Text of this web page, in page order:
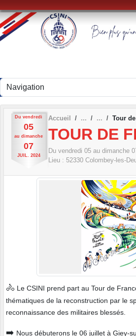
Du vendredi
05
au dimanche
07
JUIL. 2024
Accueil Tour
TOUR DE
Du vendredi 05 au dimanche
Lieu : 52330 Colombey-les-
🚴 Le CSINI prend part au Tour de
thématiques de la reconstruction par le
reconnaissance des militaires blessés.
➡️ Nous débuterons le 06 juillet à Giey-